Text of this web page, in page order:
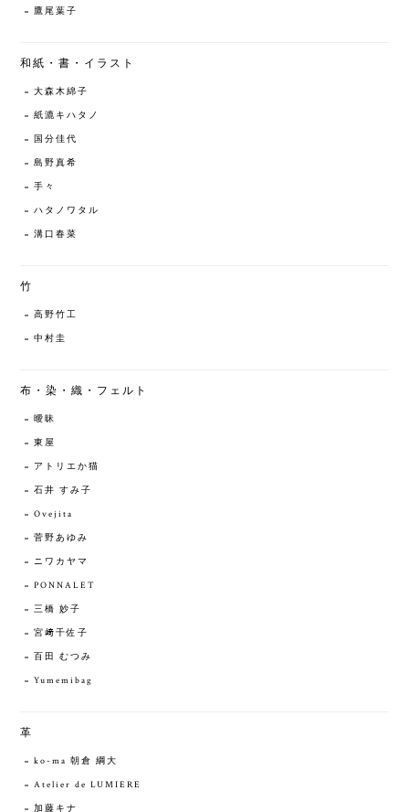
鷹尾葉子
和紙・書・イラスト
大森木綿子
紙漉キハタノ
国分佳代
島野真希
手々
ハタノワタル
溝口春菜
竹
高野竹工
中村圭
布・染・織・フェルト
曖昧
東屋
アトリエか猫
石井 すみ子
Ovejita
菅野あゆみ
ニワカヤマ
PONNALET
三橋 妙子
宮﨑千佐子
百田 むつみ
Yumemibag
革
ko-ma 朝倉 綱大
Atelier de LUMIERE
加藤キナ